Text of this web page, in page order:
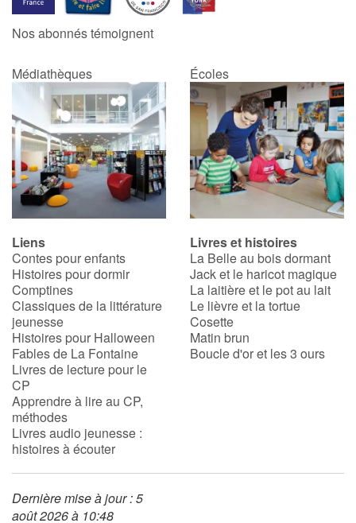
Contes d'ici et d'ailleurs
Apprendre à lire
Livre audio
Activités et ateliers
Apprendre les langues
Dyslexie, troubles de la lecture
Nos listes de lecture
Les plus lus
Coups de coeur
Nos abonnés témoignent
Médiathèques Écoles
Liens
Contes pour enfants
Histoires pour dormir
Comptines
Classiques de la littérature
jeunesse
Histoires pour Halloween
Fables de La Fontaine
Livres de lecture pour le
CP
Apprendre à lire au CP,
méthodes
Livres audio jeunesse :
histoires à écouter
Livres et histoires
La Belle au bois dormant
Jack et le haricot magique
La laitière et le pot au lait
Le lièvre et la tortue
Cosette
Matin brun
Boucle d'or et les 3 ours
Dernière mise à jour : 5
août 2026 à 10:48